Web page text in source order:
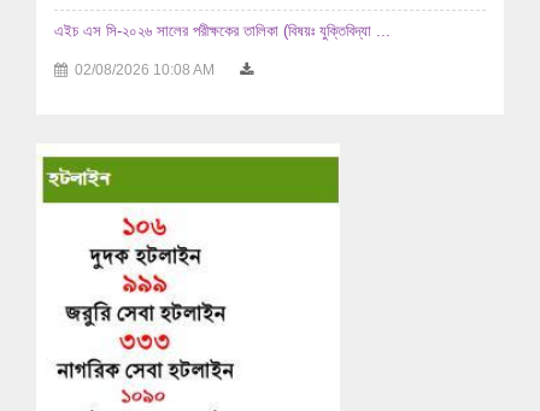
এইচ এস সি-২০২৬ সালের পরীক্ষকের তালিকা (বিষয়ঃ যুক্তিবিদ্যা ...
02/08/2026 10:08 AM
এইচ এস সি-২০২৬ সালের পরীক্ষকের তালিকা (বিষয়ঃ ...
29/07/2026 04:07 AM
এইচ এস সি-২০২৬ সালের পরীক্ষকের তালিকা (বিষয়ঃ হিসাববিজ্ঞান ...
29/07/2026 04:07 AM
এইচ এস সি-২০২৬ সালের পরীক্ষকের তালিকা (বিষয়ঃ হিসাববিজ্ঞান ...
29/07/2026 04:07 AM